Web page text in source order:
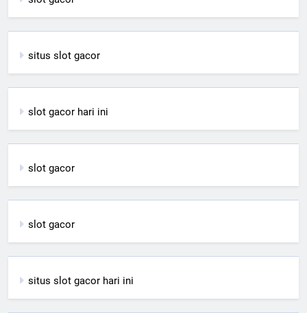
situs slot gacor
slot gacor hari ini
slot gacor
slot gacor
situs slot gacor hari ini